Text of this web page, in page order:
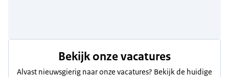
Bekijk onze vacatures
Alvast nieuwsgierig naar onze vacatures? Bekijk de huidige